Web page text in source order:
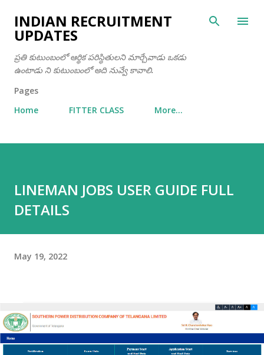
Skip to main content
INDIAN RECRUITMENT
UPDATES
ప్రతి కుటుంబంలో ఆర్థిక పరిస్థితులని మార్చేవాడు ఒకడు
ఉంటాడు ని కుటుంబంలో అది నువ్వే కావాలి.
Pages
Home
FITTER CLASS More…
LINEMAN JOBS USER GUIDE FULL
DETAILS
May 19, 2022